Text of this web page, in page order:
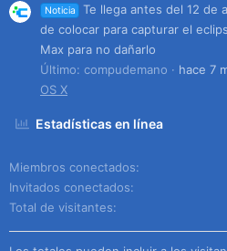
Noticia
Te llega antes del 12 de
de colocar para capturar el
Max para no dañarlo
Último: compudemano
hace 7
OS X
Estadísticas en línea
Miembros conectados
Invitados conectados
Total de visitantes